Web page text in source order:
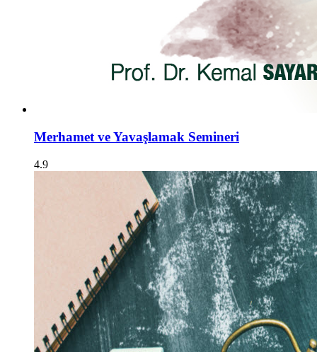
Merhamet ve Yavaşlamak Semineri
4.9